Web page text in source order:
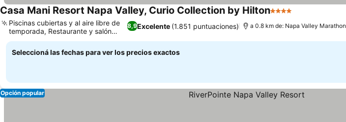
Casa Mani Resort Napa Valley, Curio Collection by Hilton4 Estrellas
8,9Excelente (1.851 puntuaciones)
Piscinas cubiertas y al aire libre de
temporada, Restaurante y salón
Grille 29
a 0.8 km de: Napa Valley Marathon
Seleccioná las fechas para ver los precios exactos
Opción popular